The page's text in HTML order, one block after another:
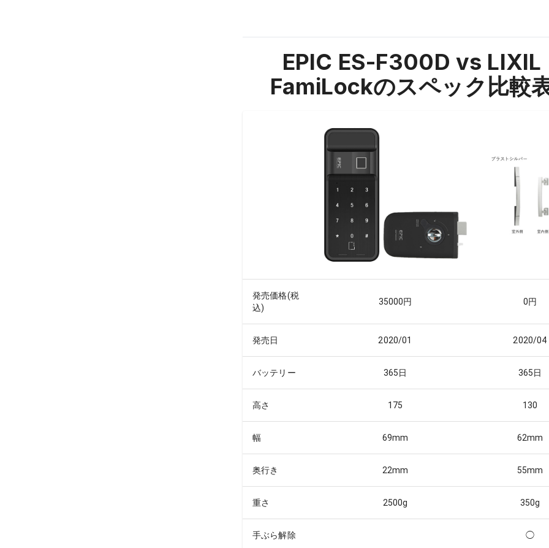
EPIC ES-F300D vs LIXIL
FamiLockのスペック比較
発売価格(税
込)
35000円 0円
発売日 2020/01 2020/04
バッテリー 365日 365日
高さ 175 130
幅 69mm 62mm
奥行き 22mm 55mm
重さ 2500g 350g
手ぶら解除 ◯